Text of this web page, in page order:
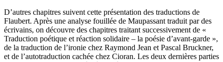
D’autres chapitres suivent cette présentation des traductions de
Flaubert. Après une analyse fouillée de Maupassant traduit par des
écrivains, on découvre des chapitres traitant successivement de «
Traduction poétique et réaction solidaire – la poésie d’avant-garde »,
de la traduction de l’ironie chez Raymond Jean et Pascal Bruckner,
et de l’autotraduction cachée chez Cioran. Les deux dernières parties